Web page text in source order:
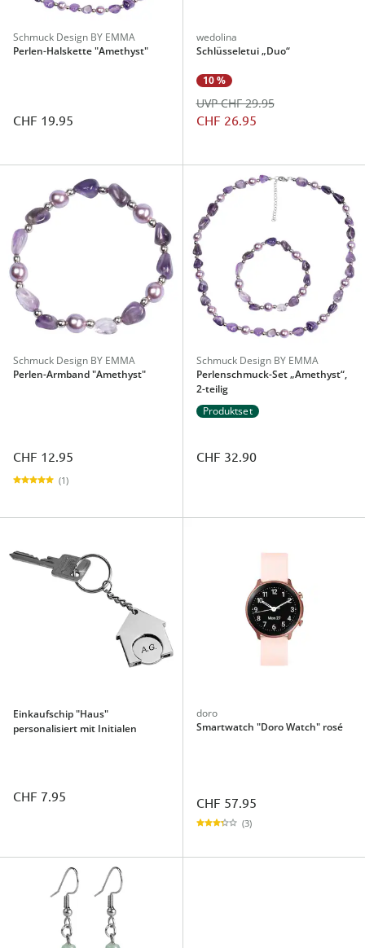
Schmuck Design BY EMMA
Perlen-Halskette "Amethyst"
CHF 19.95
wedolina
Schlüsseletui „Duo“
10 %
CHF 26.95
UVP CHF 29.95
Schmuck Design BY EMMA
Perlen-Armband "Amethyst"
CHF 12.95
(1)
Schmuck Design BY EMMA
Perlenschmuck-Set „Amethyst“,
2-teilig
Produktset
CHF 32.90
Einkaufschip "Haus"
personalisiert mit Initialen
CHF 7.95
doro
Smartwatch "Doro Watch" rosé
CHF 57.95
(3)